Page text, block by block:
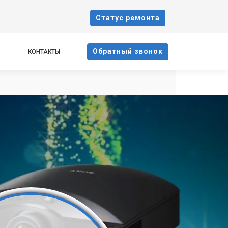
Cтатус ремонта
КОНТАКТЫ Oбратный звонок